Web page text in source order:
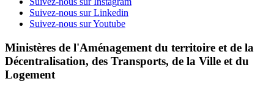
Suivez-nous sur Linkedin
Suivez-nous sur Youtube
Ministères de l'Aménagement du territoire et de la
Décentralisation, des Transports, de la Ville et du
Logement